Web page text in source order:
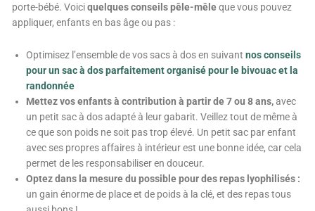
porte-bébé. Voiciquelques conseils pêle-mêleque vous pouvez
appliquer, enfants en bas âge ou pas :
Optimisez l’ensemble de vos sacs à dos en suivantnos conseils
pour un sac à dos parfaitement organisé pour le bivouac et la
randonnée
Mettez vos enfants à contribution à partir de 7 ou 8 ans,avec
un petit sac à dos adapté à leur gabarit. Veillez tout de même à
ce que son poids ne soit pas trop élevé. Un petit sac par enfant
avec ses propres affaires à intérieur est une bonne idée, car cela
permet de les responsabiliser en douceur.
Optez dans la mesure du possible pour des repas lyophilisés :
un gain énorme de place et de poids à la clé, et des repas tous